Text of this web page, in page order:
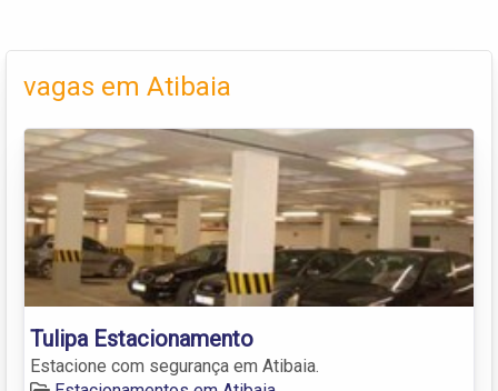
vagas em Atibaia
Tulipa Estacionamento
Estacione com segurança em Atibaia.